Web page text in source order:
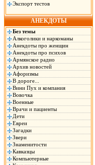
Экспорт тестов
АНЕКДОТЫ
Без темы
Алкоголики и наркоманы
Анекдоты про женщин
Анекдоты про психов
Армянское радио
Архив новостей
Афоризмы
В дороге...
Вини Пух и компания
Вовочка
Военные
Врачи и пациенты
Дети
Евреи
Загадки
Звери
Знаменитости
Кавказцы
Компьютерные